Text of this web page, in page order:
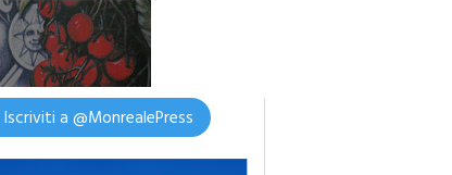
Iscriviti a @MonrealePress